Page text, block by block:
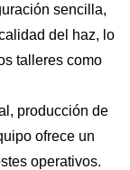
sencilla,
del haz, lo
talleres como
producción de
ofrece un
operativos.